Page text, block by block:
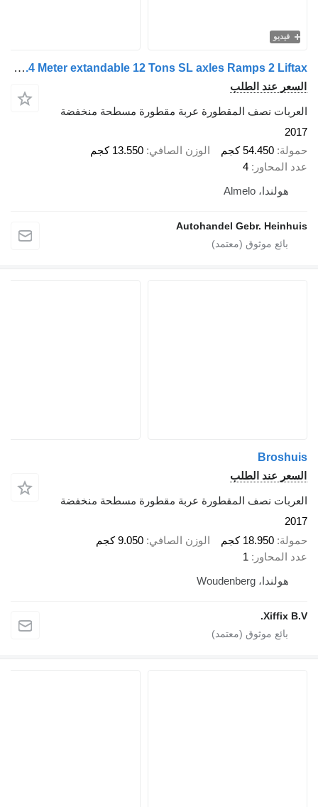
فيديو
Broshuis 4 SLA-18-48 5.4 Meter extandable 12 Tons SL axles Ramps 2 Liftax
السعر عند الطلب
العربات نصف المقطورة عربة مقطورة مسطحة منخفضة
2017
حمولة 54.450 كجم الوزن الصافي 13.550 كجم
عدد المحاور
4
هولندا، Almelo
Autohandel Gebr. Heinhuis
Broshuis
السعر عند الطلب
العربات نصف المقطورة عربة مقطورة مسطحة منخفضة
2017
حمولة 18.950 كجم الوزن الصافي 9.050 كجم
عدد المحاور
1
هولندا، Woudenberg
Xiffix B.V.